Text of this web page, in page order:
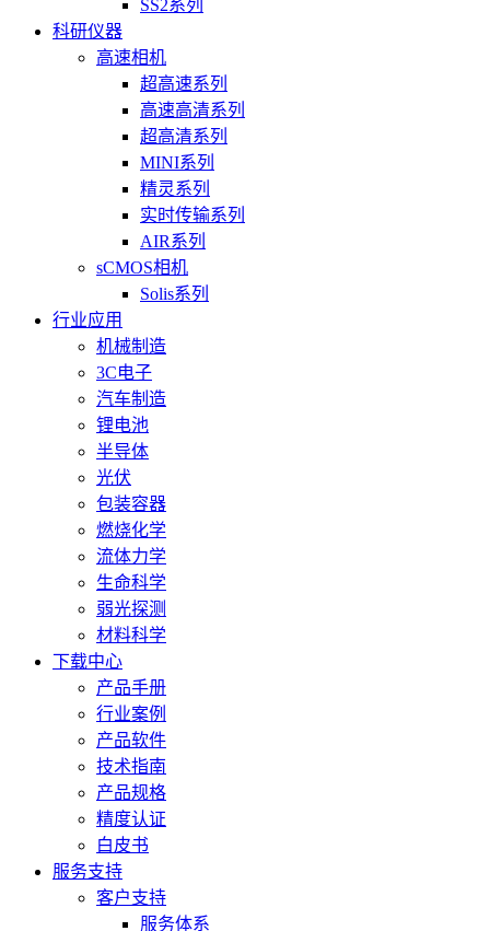
SS2系列
科研仪器
高速相机
超高速系列
高速高清系列
超高清系列
MINI系列
精灵系列
实时传输系列
AIR系列
sCMOS相机
Solis系列
行业应用
机械制造
3C电子
汽车制造
锂电池
半导体
光伏
包装容器
燃烧化学
流体力学
生命科学
弱光探测
材料科学
下载中心
产品手册
行业案例
产品软件
技术指南
产品规格
精度认证
白皮书
服务支持
客户支持
服务体系